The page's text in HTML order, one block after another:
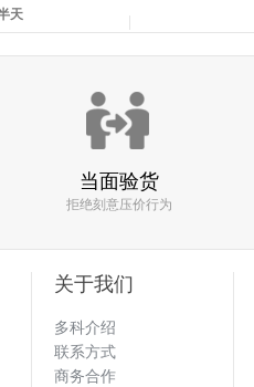
回收了一款
高 一句话 找多
当面验货
拒绝刻意压价行为
关于我们
多科介绍
联系方式
商务合作